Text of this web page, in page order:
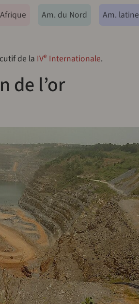
Afrique Am. du Nord Am. latine
de la IVe Internationale.
de l’or